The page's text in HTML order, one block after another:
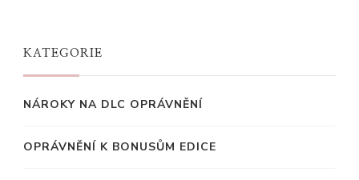
KATEGORIE
NÁROKY NA DLC OPRÁVNĚNÍ
OPRÁVNĚNÍ K BONUSŮM EDICE